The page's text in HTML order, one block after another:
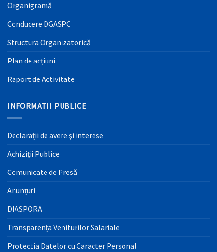
Organigramă
Conducere DGASPC
Structura Organizatorică
Plan de acțiuni
Raport de Activitate
INFORMATII PUBLICE
Declaraţii de avere şi interese
Achiziţii Publice
Comunicate de Presă
Anunțuri
DIASPORA
Transparența Veniturilor Salariale
Protectia Datelor cu Caracter Personal